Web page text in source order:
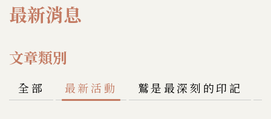
最新消息
文章類別
全部 最新活動 鷲是最深刻的印記